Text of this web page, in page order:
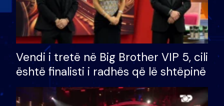
Vendi i tretë në Big Brother VIP 5, cili
është finalisti i radhës që lë shtëpinë